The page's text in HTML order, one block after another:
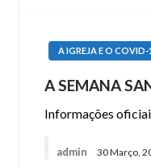
A IGREJA E O COVID-
A SEMANA
Informações
admin 30 Março,